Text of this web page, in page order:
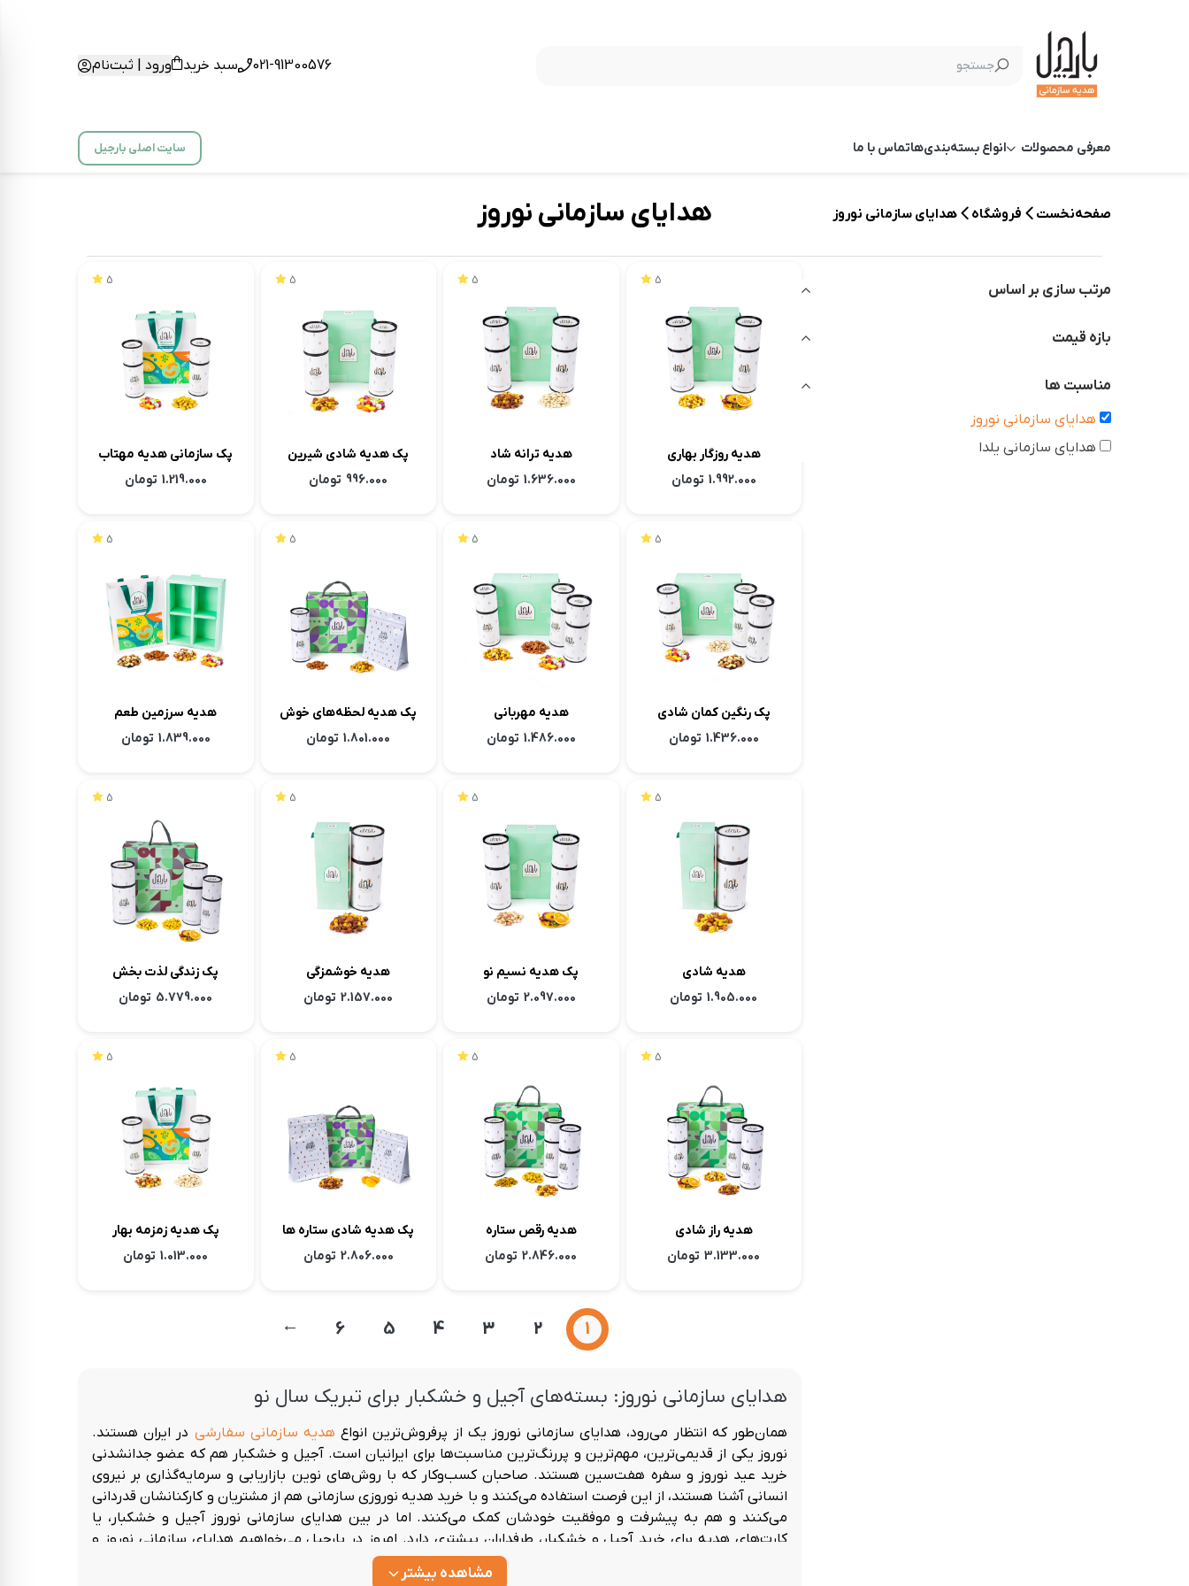
021-91300576 سبد خرید ورود | ثبت‌نام
معرفی محصولات انواع بسته‌بندی‌هاتماس با ما سایت اصلی بارجیل
صفحه‌نخست فروشگاه هدایای سازمانی نوروز هدایای سازمانی نوروز
مرتب سازی بر اساس
بازه قیمت
مناسبت ها
هدایای سازمانی نوروز
هدایای سازمانی یلدا
5
هدیه روزگار بهاری
1.992.000 تومان
5
هدیه ترانه شاد
1.636.000 تومان
5
پک هدیه شادی شیرین
996.000 تومان
5
پک سازمانی هدیه مهتاب
1.219.000 تومان
5
پک رنگین کمان شادی
1.436.000 تومان
5
هدیه مهربانی
1.486.000 تومان
5
پک هدیه لحظه‌های خوش
1.801.000 تومان
5
هدیه سرزمین طعم
1.839.000 تومان
5
هدیه شادی
1.905.000 تومان
5
پک هدیه نسیم نو
2.097.000 تومان
5
هدیه خوشمزگی
2.157.000 تومان
5
پک زندگی لذت بخش
5.779.000 تومان
5
هدیه راز شادی
3.133.000 تومان
5
هدیه رقص ستاره
2.846.000 تومان
5
پک هدیه شادی ستاره ها
2.806.000 تومان
5
پک هدیه زمزمه بهار
1.013.000 تومان
1
2
3
4
5
6
→
هدایای سازمانی نوروز: بسته‌های آجیل و خشکبار برای تبریک سال نو
همان‌طور که انتظار می‌رود، هدایای سازمانی نوروز یک از پرفروش‌ترین انواع هدیه سازمانی سفارشی در ایران هستند.
نوروز یکی از قدیمی‌ترین، مهم‌ترین و پررنگ‌ترین مناسبت‌ها برای ایرانیان است. آجیل و خشکبار هم که عضو جدانشدنی
خرید عید نوروز و سفره هفت‌سین هستند. صاحبان کسب‌وکار که با روش‌های نوین بازاریابی و سرمایه‌گذاری بر نیروی
انسانی آشنا هستند، از این فرصت استفاده می‌کنند و با خرید هدیه نوروزی سازمانی هم از مشتریان و کارکنانشان قدردانی
می‌کنند و هم به پیشرفت و موفقیت خودشان کمک می‌کنند. اما در بین هدایای سازمانی نوروز آجیل و خشکبار، یا
کارت‌های هدیه برای خرید آجیل و خشکبار، طرفداران بیشتری دارد. امروز در بارجیل می‌خواهیم هدایای سازمانی نوروز و
تاثیر خرید هدیه نوروزی سازمانی بر یک کسب‌وکار را بررسی کنیم.
مشاهده بیشتر